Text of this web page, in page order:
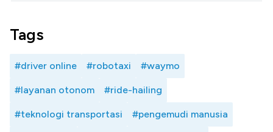
Tags
#driver online #robotaxi #waymo
#layanan otonom #ride-hailing
#teknologi transportasi #pengemudi manusia